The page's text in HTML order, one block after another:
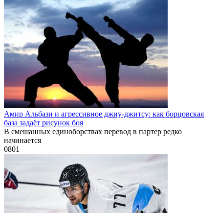
Амир Альбази и агрессивное джиу-джитсу: как борцовская
база задаёт рисунок боя
В смешанных единоборствах перевод в партер редко
начинается
0801